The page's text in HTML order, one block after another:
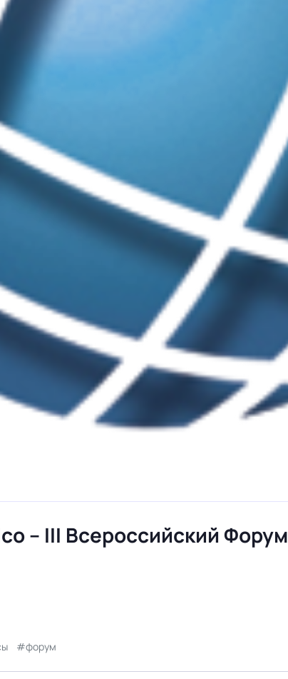
-- III Всероссийский Форум
форум